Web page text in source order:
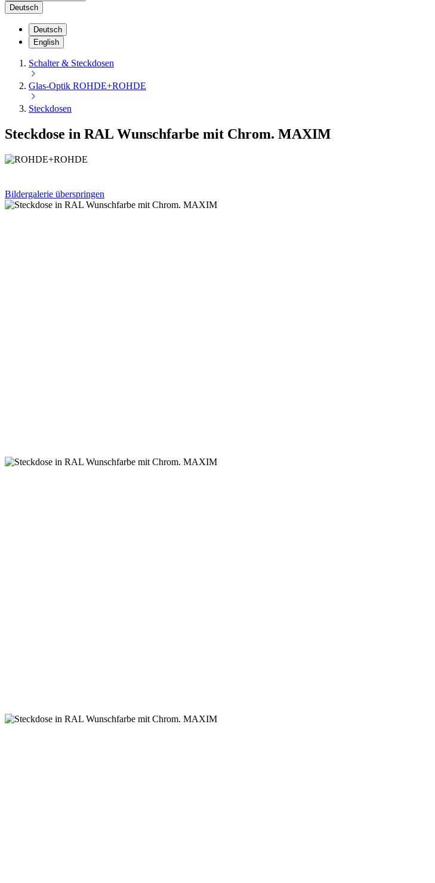
Deutsch
Deutsch
English
Schalter & Steckdosen
Glas-Optik ROHDE+ROHDE
Steckdosen
Steckdose in RAL Wunschfarbe mit Chrom. MAXIM
Bildergalerie überspringen